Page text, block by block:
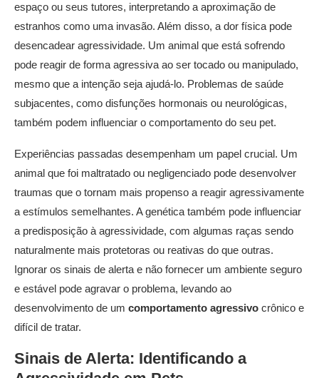
espaço ou seus tutores, interpretando a aproximação de
estranhos como uma invasão. Além disso, a dor física pode
desencadear agressividade. Um animal que está sofrendo
pode reagir de forma agressiva ao ser tocado ou manipulado,
mesmo que a intenção seja ajudá-lo. Problemas de saúde
subjacentes, como disfunções hormonais ou neurológicas,
também podem influenciar o comportamento do seu pet.
Experiências passadas desempenham um papel crucial. Um
animal que foi maltratado ou negligenciado pode desenvolver
traumas que o tornam mais propenso a reagir agressivamente
a estímulos semelhantes. A genética também pode influenciar
a predisposição à agressividade, com algumas raças sendo
naturalmente mais protetoras ou reativas do que outras.
Ignorar os sinais de alerta e não fornecer um ambiente seguro
e estável pode agravar o problema, levando ao
desenvolvimento de um comportamento agressivo crônico e
difícil de tratar.
Sinais de Alerta: Identificando a